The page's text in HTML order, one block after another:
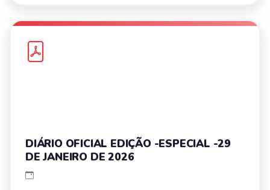
DIÁRIO OFICIAL EDIÇÃO -ESPECIAL -29
DE JANEIRO DE 2026